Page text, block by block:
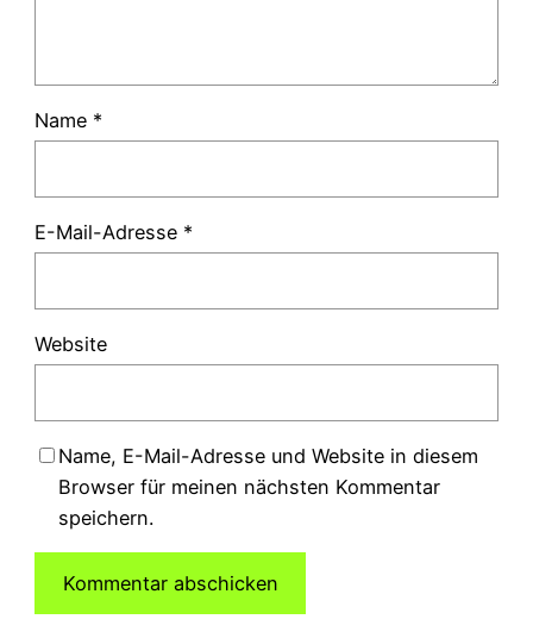
Name *
E-Mail-Adresse *
Website
Name, E-Mail-Adresse und Website in diesem
Browser für meinen nächsten Kommentar
speichern.